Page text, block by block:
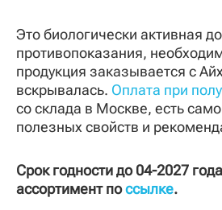
Это биологически активная
противопоказания,
продукция заказывается с
вскрывалась. Оплата при
со склада в Москве, есть
полезных свойств и
Срок годности до 04-2027
ассортимент поссылке.